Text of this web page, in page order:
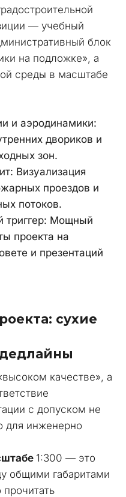
— учебный
блок
на подложке», а
среды в масштабе
и аэродинамики:
двориков и
зон.
Визуализация
проездов и
потоков.
триггер: Мощный
проекта на
и презентаций
сухие
качестве», а
с допуском не
для инженерно
1:300 — это
общими габаритами